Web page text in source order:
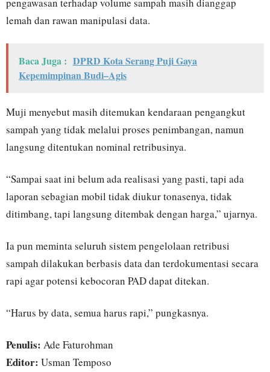
lemah dan rawan manipulasi data.
Baca Juga : DPRD Kota Serang Puji Gaya
Kepemimpinan Budi–Agis
Muji menyebut masih ditemukan kendaraan pengangkut
sampah yang tidak melalui proses penimbangan, namun
langsung ditentukan nominal retribusinya.
“Sampai saat ini belum ada realisasi yang pasti, tapi ada
laporan sebagian mobil tidak diukur tonasenya, tidak
ditimbang, tapi langsung ditembak dengan harga,” ujarnya.
Ia pun meminta seluruh sistem pengelolaan retribusi
sampah dilakukan berbasis data dan terdokumentasi secara
rapi agar potensi kebocoran PAD dapat ditekan.
“Harus by data, semua harus rapi,” pungkasnya.
Penulis: Ade Faturohman
Editor: Usman Temposo